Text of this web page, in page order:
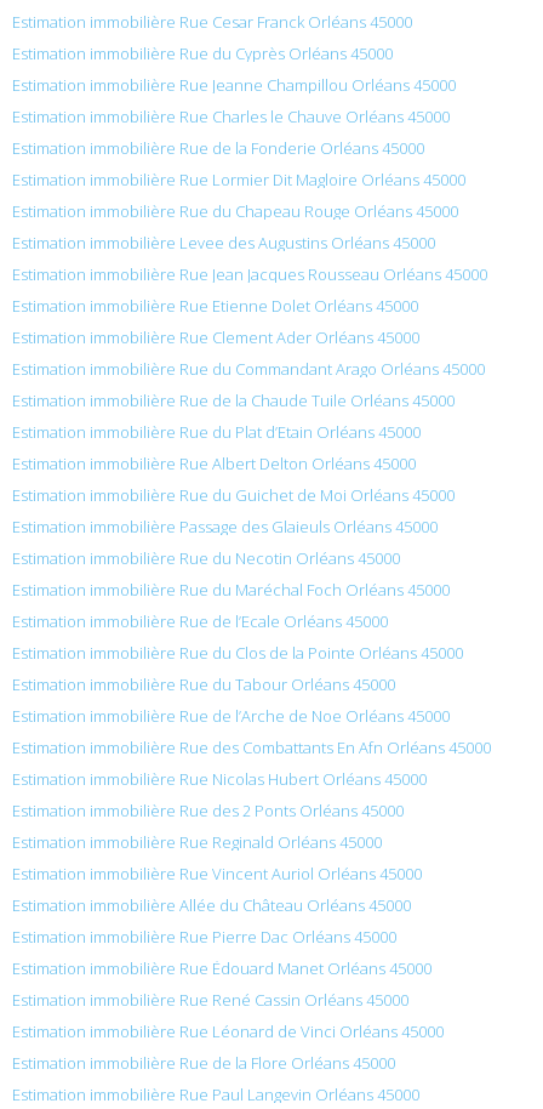
Estimation immobilière Rue Cesar Franck Orléans 45000
Estimation immobilière Rue du Cyprès Orléans 45000
Estimation immobilière Rue Jeanne Champillou Orléans 45000
Estimation immobilière Rue Charles le Chauve Orléans 45000
Estimation immobilière Rue de la Fonderie Orléans 45000
Estimation immobilière Rue Lormier Dit Magloire Orléans 45000
Estimation immobilière Rue du Chapeau Rouge Orléans 45000
Estimation immobilière Levee des Augustins Orléans 45000
Estimation immobilière Rue Jean Jacques Rousseau Orléans 45000
Estimation immobilière Rue Etienne Dolet Orléans 45000
Estimation immobilière Rue Clement Ader Orléans 45000
Estimation immobilière Rue du Commandant Arago Orléans 45000
Estimation immobilière Rue de la Chaude Tuile Orléans 45000
Estimation immobilière Rue du Plat d’Etain Orléans 45000
Estimation immobilière Rue Albert Delton Orléans 45000
Estimation immobilière Rue du Guichet de Moi Orléans 45000
Estimation immobilière Passage des Glaieuls Orléans 45000
Estimation immobilière Rue du Necotin Orléans 45000
Estimation immobilière Rue du Maréchal Foch Orléans 45000
Estimation immobilière Rue de l’Ecale Orléans 45000
Estimation immobilière Rue du Clos de la Pointe Orléans 45000
Estimation immobilière Rue du Tabour Orléans 45000
Estimation immobilière Rue de l’Arche de Noe Orléans 45000
Estimation immobilière Rue des Combattants En Afn Orléans 45000
Estimation immobilière Rue Nicolas Hubert Orléans 45000
Estimation immobilière Rue des 2 Ponts Orléans 45000
Estimation immobilière Rue Reginald Orléans 45000
Estimation immobilière Rue Vincent Auriol Orléans 45000
Estimation immobilière Allée du Château Orléans 45000
Estimation immobilière Rue Pierre Dac Orléans 45000
Estimation immobilière Rue Édouard Manet Orléans 45000
Estimation immobilière Rue René Cassin Orléans 45000
Estimation immobilière Rue Léonard de Vinci Orléans 45000
Estimation immobilière Rue de la Flore Orléans 45000
Estimation immobilière Rue Paul Langevin Orléans 45000